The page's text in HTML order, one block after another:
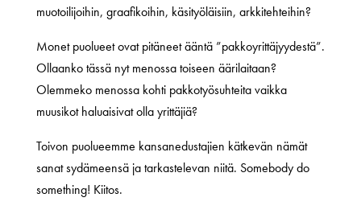
muotoilijoihin, graafikoihin, käsityöläisiin, arkkitehteihin?
Monet puolueet ovat pitäneet ääntä ”pakkoyrittäjyydestä”.
Ollaanko tässä nyt menossa toiseen äärilaitaan?
Olemmeko menossa kohti pakkotyösuhteita vaikka
muusikot haluaisivat olla yrittäjiä?
Toivon puolueemme kansanedustajien kätkevän nämät
sanat sydämeensä ja tarkastelevan niitä. Somebody do
something! Kiitos.